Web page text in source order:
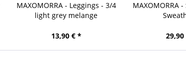
MAXOMORRA - Leggings - 3/4
light grey melange
13,90 € *
MAXOMORRA